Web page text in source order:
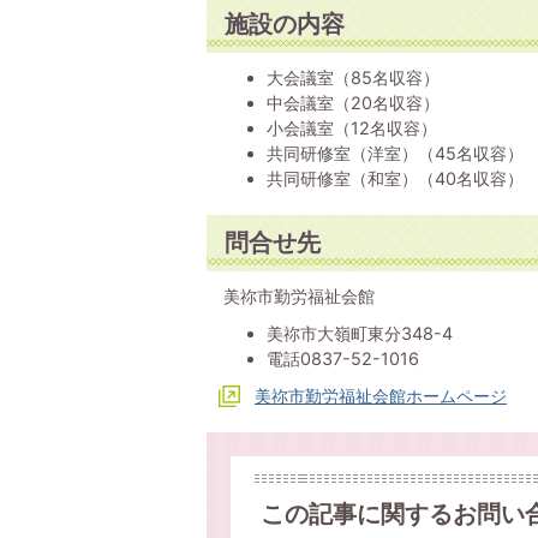
施設の内容
大会議室（85名収容）
中会議室（20名収容）
小会議室（12名収容）
共同研修室（洋室）（45名収容）
共同研修室（和室）（40名収容）
問合せ先
美祢市勤労福祉会館
美祢市大嶺町東分348-4
電話0837-52-1016
美祢市勤労福祉会館ホームページ
この記事に関するお問い